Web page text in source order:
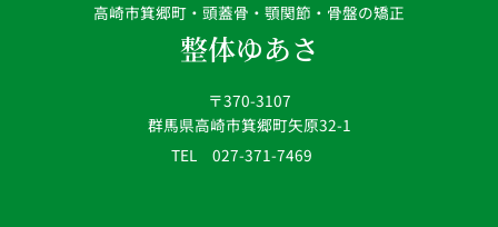
高崎市箕郷町・頭蓋骨・顎関節・骨盤の矯正
整体ゆあさ
〒370-3107
群馬県高崎市箕郷町矢原32-1
TEL 027-371-7469